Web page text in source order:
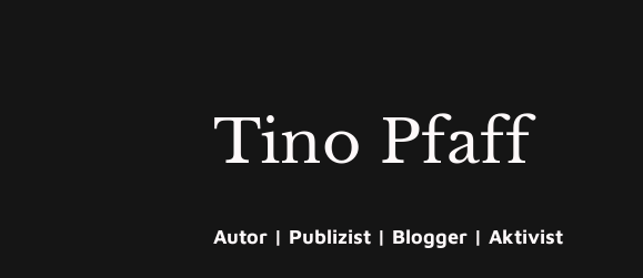
Tino Pfaff
Autor | Publizist | Blogger | Aktivist